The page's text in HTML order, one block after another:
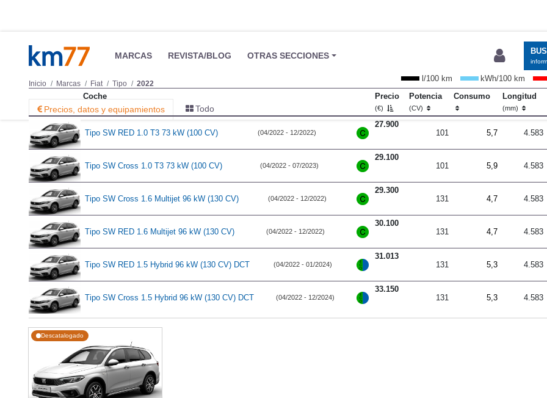
MARCAS REVISTA/BLOG OTRAS SECCIONES
Inicio Marcas Fiat Tipo 2022
Precios, datos y equipamientos Todo
l/100 km
kWh/100 km
Coche
Precio
(€)
Potencia
(CV)
Consumo Longitud
(mm)
Tipo SW RED 1.0 T3 73 kW (100 CV) (04/2022 - 12/2022)
27.900
101
5,7 4.583
Tipo SW Cross 1.0 T3 73 kW (100 CV) (04/2022 - 07/2023)
29.100
101
5,9 4.583
Tipo SW Cross 1.6 Multijet 96 kW (130 CV) (04/2022 - 12/2022)
29.300
131
4,7 4.583
Tipo SW RED 1.6 Multijet 96 kW (130 CV) (04/2022 - 12/2022)
30.100
131
4,7 4.583
Tipo SW RED 1.5 Hybrid 96 kW (130 CV) DCT (04/2022 - 01/2024)
31.013
131
5,3 4.583
Tipo SW Cross 1.5 Hybrid 96 kW (130 CV) DCT (04/2022 - 12/2024)
33.150
131
5,3 4.583
Descatalogado